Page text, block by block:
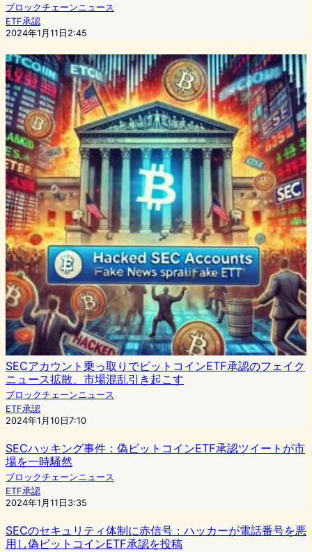
ブロックチェーンニュース
ETF承認
2024年1月11日2:45
SECアカウント乗っ取りでビットコインETF承認のフェイク
ニュース拡散、市場混乱引き起こす
ブロックチェーンニュース
ETF承認
2024年1月10日7:10
SECハッキング事件：偽ビットコインETF承認ツイートが市
場を一時騒然
ブロックチェーンニュース
ETF承認
2024年1月11日3:35
SECのセキュリティ体制に赤信号：ハッカーが電話番号を悪
用し偽ビットコインETF承認を投稿